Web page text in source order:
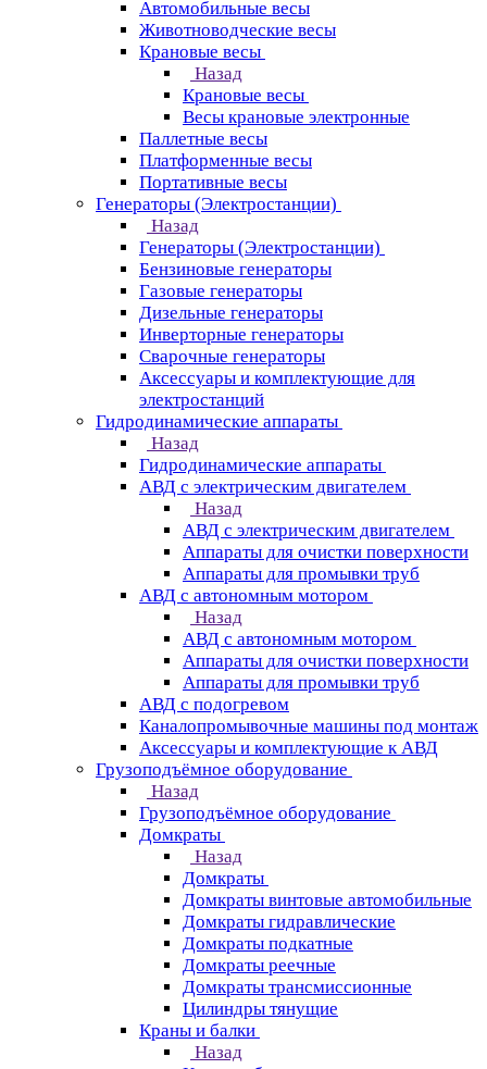
Автомобильные весы
Животноводческие весы
Крановые весы
Назад
Крановые весы
Весы крановые электронные
Паллетные весы
Платформенные весы
Портативные весы
Генераторы (Электростанции)
Назад
Генераторы (Электростанции)
Бензиновые генераторы
Газовые генераторы
Дизельные генераторы
Инверторные генераторы
Сварочные генераторы
Аксессуары и комплектующие для
электростанций
Гидродинамические аппараты
Назад
Гидродинамические аппараты
АВД с электрическим двигателем
Назад
АВД с электрическим двигателем
Аппараты для очистки поверхности
Аппараты для промывки труб
АВД с автономным мотором
Назад
АВД с автономным мотором
Аппараты для очистки поверхности
Аппараты для промывки труб
АВД с подогревом
Каналопромывочные машины под монтаж
Аксессуары и комплектующие к АВД
Грузоподъёмное оборудование
Назад
Грузоподъёмное оборудование
Домкраты
Назад
Домкраты
Домкраты винтовые автомобильные
Домкраты гидравлические
Домкраты подкатные
Домкраты реечные
Домкраты трансмиссионные
Цилиндры тянущие
Краны и балки
Назад